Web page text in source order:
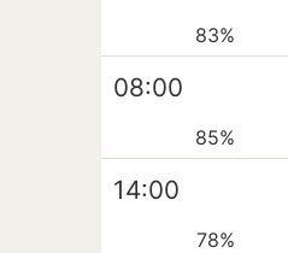
83%
08:00
85%
14:00
78%